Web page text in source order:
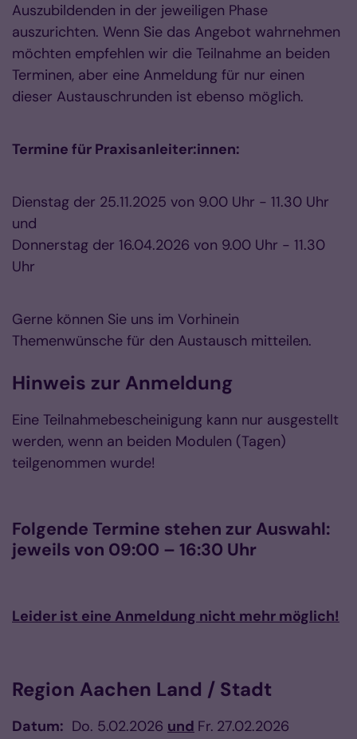
Auszubildenden in der jeweiligen Phase
auszurichten. Wenn Sie das Angebot wahrnehmen
möchten empfehlen wir die Teilnahme an beiden
Terminen, aber eine Anmeldung für nur einen
dieser Austauschrunden ist ebenso möglich.
Termine für Praxisanleiter:innen:
Dienstag der 25.11.2025 von 9.00 Uhr - 11.30 Uhr
und
Donnerstag der 16.04.2026 von 9.00 Uhr - 11.30
Uhr
Gerne können Sie uns im Vorhinein
Themenwünsche für den Austausch mitteilen.
Hinweis zur Anmeldung
Eine Teilnahmebescheinigung kann nur ausgestellt
werden, wenn an beiden Modulen (Tagen)
teilgenommen wurde!
Folgende Termine stehen zur Auswahl:
jeweils von 09:00 – 16:30 Uhr
Leider ist eine Anmeldung nicht mehr möglich!
Region Aachen Land / Stadt
Datum: Do. 5.02.2026 und Fr. 27.02.2026